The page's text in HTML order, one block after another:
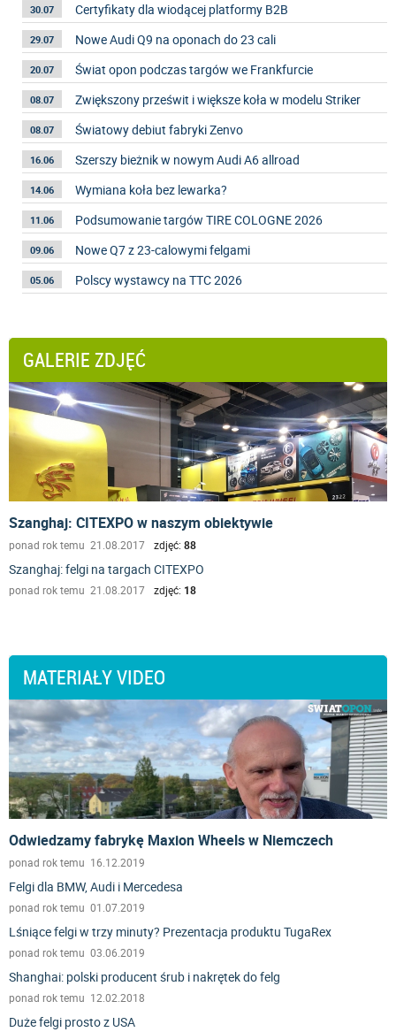
30.07 Certyfikaty dla wiodącej platformy B2B
29.07 Nowe Audi Q9 na oponach do 23 cali
20.07 Świat opon podczas targów we Frankfurcie
08.07 Zwiększony prześwit i większe koła w modelu Striker
08.07 Światowy debiut fabryki Zenvo
16.06 Szerszy bieżnik w nowym Audi A6 allroad
14.06 Wymiana koła bez lewarka?
11.06 Podsumowanie targów TIRE COLOGNE 2026
09.06 Nowe Q7 z 23-calowymi felgami
05.06 Polscy wystawcy na TTC 2026
GALERIE ZDJĘĆ
Szanghaj: CITEXPO w naszym obiektywie
ponad rok temu 21.08.2017 zdjęć: 88
Szanghaj: felgi na targach CITEXPO
ponad rok temu 21.08.2017 zdjęć: 18
MATERIAŁY VIDEO
Odwiedzamy fabrykę Maxion Wheels w Niemczech
ponad rok temu 16.12.2019
Felgi dla BMW, Audi i Mercedesa
ponad rok temu 01.07.2019
Lśniące felgi w trzy minuty? Prezentacja produktu TugaRex
ponad rok temu 03.06.2019
Shanghai: polski producent śrub i nakrętek do felg
ponad rok temu 12.02.2018
Duże felgi prosto z USA